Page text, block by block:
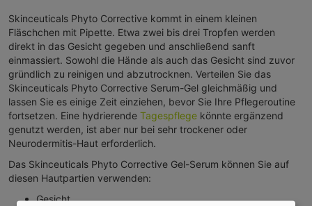
Skinceuticals Phyto Corrective kommt in einem kleinen
Fläschchen mit Pipette. Etwa zwei bis drei Tropfen werden
direkt in das Gesicht gegeben und anschließend sanft
einmassiert. Sowohl die Hände als auch das Gesicht sind zuvor
gründlich zu reinigen und abzutrocknen. Verteilen Sie das
Skinceuticals Phyto Corrective Serum-Gel gleichmäßig und
lassen Sie es einige Zeit einziehen, bevor Sie Ihre Pflegeroutine
fortsetzen. Eine hydrierende Tagespflege könnte ergänzend
genutzt werden, ist aber nur bei sehr trockener oder
Neurodermitis-Haut erforderlich.
Das Skinceuticals Phyto Corrective Gel-Serum können Sie auf
diesen Hautpartien verwenden:
Gesicht